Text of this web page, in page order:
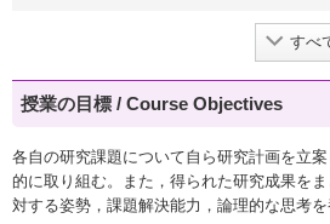
すべ
授業の目標 / Course Objectives
各自の研究課題について自ら研究計画を立
的に取り組む。また，得られた研究成果を
対する姿勢，課題解決能力，論理的な思考を